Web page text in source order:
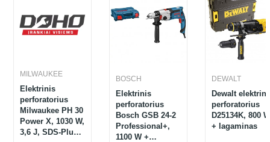
MILWAUKEE
Elektrinis
perforatorius
Milwaukee PH 30
Power X, 1030 W,
3,6 J, SDS-Plus +
BOSCH
Elektrinis
perforatorius
Bosch GSB 24-2
Professional+,
1100 W +
DEWALT
Dewalt
perforatorius
D25134K, 800 W
+ lagaminas